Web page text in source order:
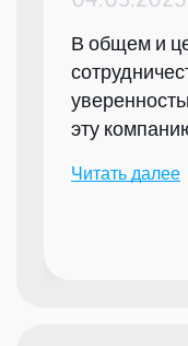
В общем и
эту
мероприятий.
Читать далее